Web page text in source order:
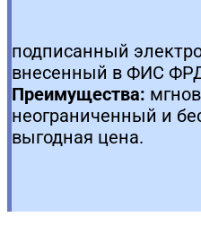
подписанный
внесенный в ФИС
Преимущества:
неограниченный и
выгодная цена.